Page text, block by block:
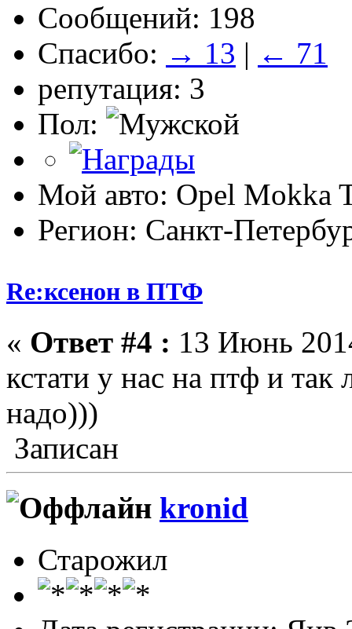
Сообщений: 198
Спасибо: → 13 | ← 71
репутация: 3
Пол:
Мой авто: Opel Mokka
Регион: Санкт-
Re:ксенон в ПТФ
« Ответ #4 : 13 Июнь
кстати у нас на птф и так
надо)))
Записан
kronid
Старожил